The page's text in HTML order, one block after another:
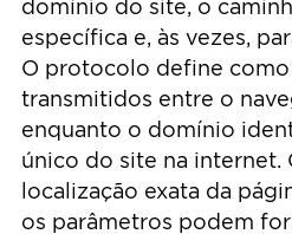
domínio do site, o
específica e, às vezes,
O protocolo define como
transmitidos entre o
enquanto o domínio
único do site na internet.
localização exata da
os parâmetros podem